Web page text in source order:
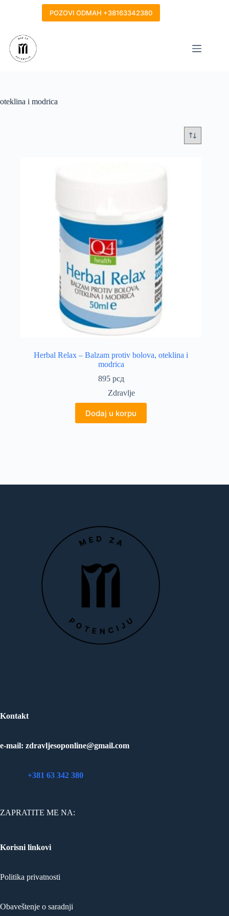
POZOVI ODMAH +38163342380
oteklina i modrica
Herbal Relax – Balzam protiv bolova, oteklina i
modrica
895 рсд
Zdravlje
Dodaj u korpu
Kontakt
e-mail: zdravljesoponline@gmail.com
+381 63 342 380
ZAPRATITE ME NA:
Korisni linkovi
Politika privatnosti
Obaveštenje o saradnji